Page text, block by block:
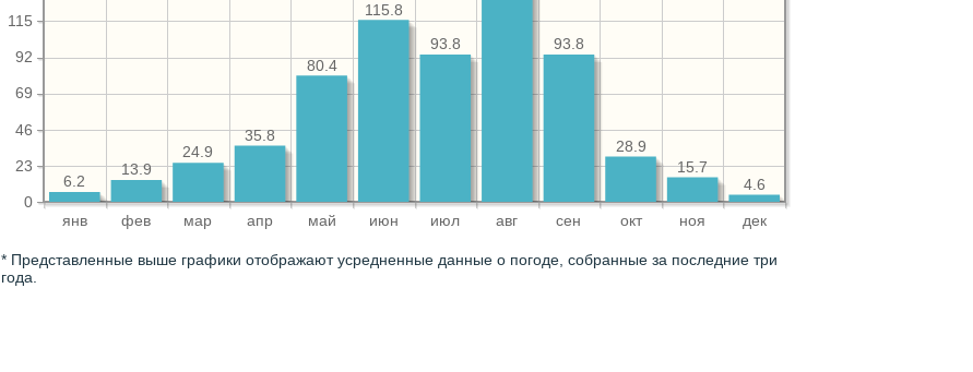
янв фев мар апр май июн июл авг сен окт ноя дек
0
23
46
69
92
115
4.6
15.7
28.9
93.8
93.8
115.8
80.4
35.8
24.9
13.9
6.2
* Представленные выше графики отображают усредненные данные о погоде, собранные за последние три
года.